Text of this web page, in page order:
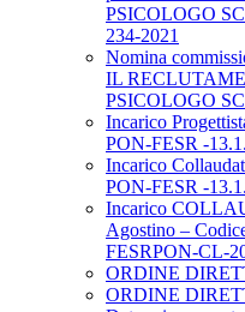
PSICOLOGO
234-2021
Nomina
IL
PSICOLOGO
Incarico
PON-FESR -
Incarico
PON-FESR -
Incarico
Agostino –
FESRPON-CL-
ORDINE
ORDINE